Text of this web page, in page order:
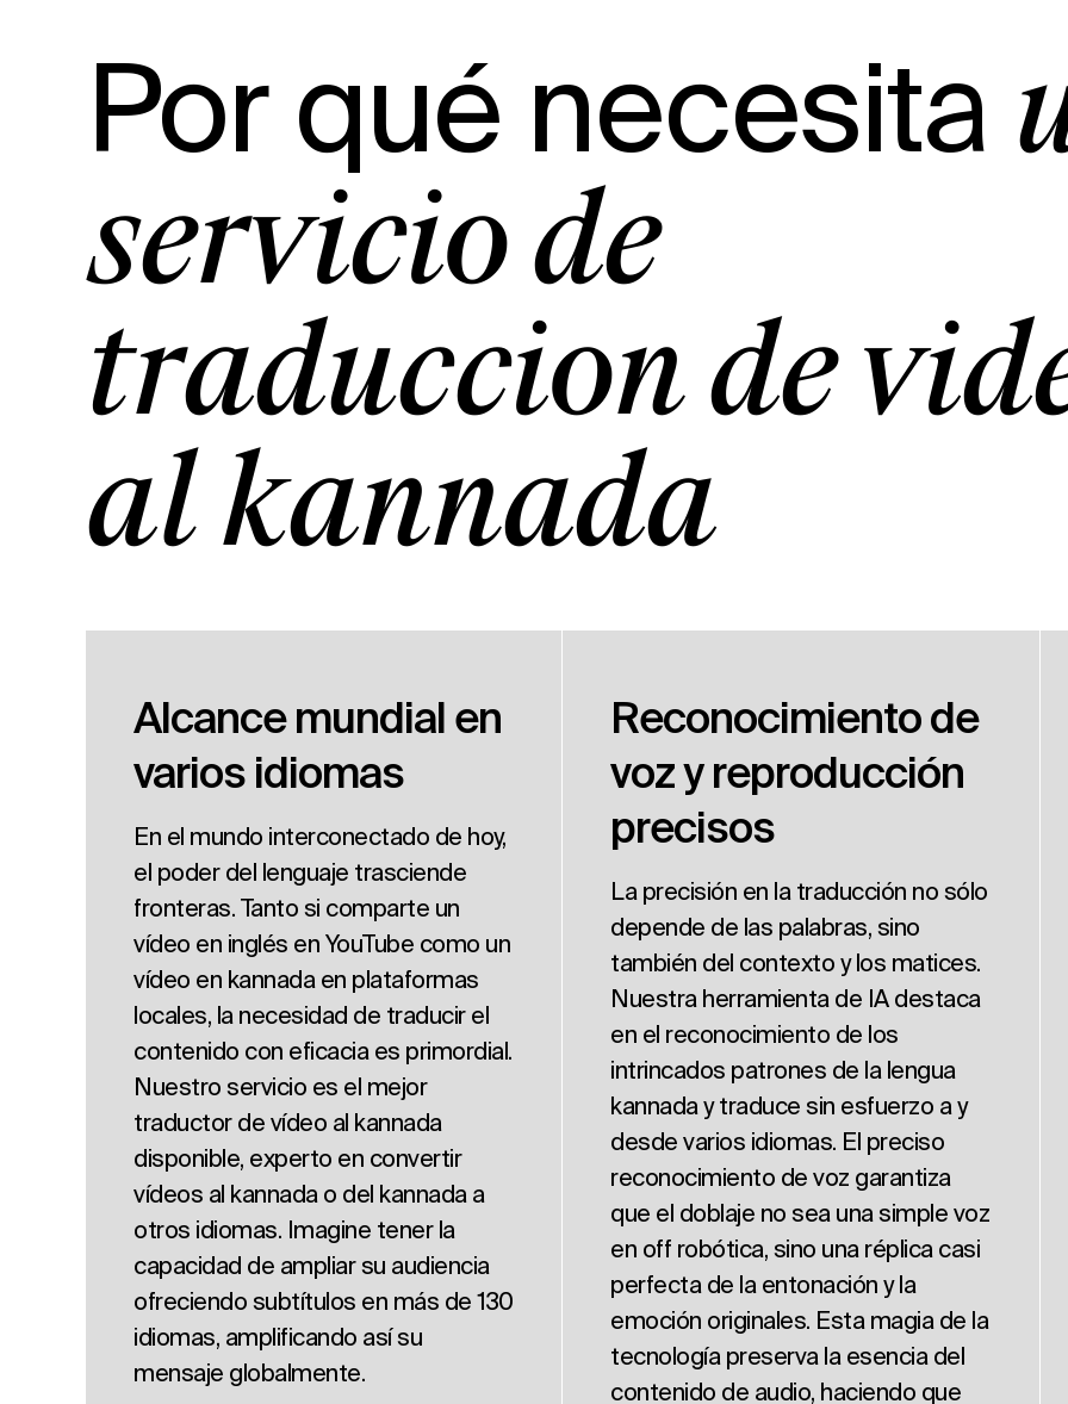
Por qué necesita
servicio de
traducción de
al kannada
Alcance mundial en
varios idiomas
En el mundo interconectado de hoy,
el poder del lenguaje trasciende
fronteras. Tanto si comparte un
vídeo en inglés en YouTube como un
vídeo en kannada en plataformas
locales, la necesidad de traducir el
contenido con eficacia es primordial.
Nuestro servicio es el mejor
traductor de vídeo al kannada
disponible, experto en convertir
vídeos al kannada o del kannada a
otros idiomas. Imagine tener la
capacidad de ampliar su audiencia
ofreciendo subtítulos en más de 130
idiomas, amplificando así su
mensaje globalmente.
Reconocimiento de
voz y reproducción
precisos
La precisión en la traducción no sólo
depende de las palabras, sino
también del contexto y los matices.
Nuestra herramienta de IA destaca
en el reconocimiento de los
intrincados patrones de la lengua
kannada y traduce sin esfuerzo a y
desde varios idiomas. El preciso
reconocimiento de voz garantiza
que el doblaje no sea una simple voz
en off robótica, sino una réplica casi
perfecta de la entonación y la
emoción originales. Esta magia de la
tecnología preserva la esencia del
contenido de audio, haciendo que